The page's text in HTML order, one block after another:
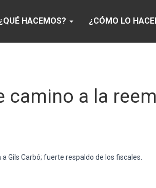
HACEMOS? ¿CÓMO LO
camino a la
Gils Carbó; fuerte respaldo de los fiscales.